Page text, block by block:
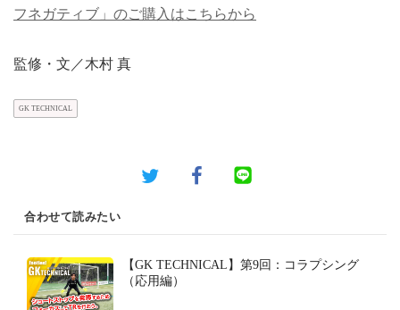
フネガティブ」のご購入はこちらから
監修・文／木村 真
GK TECHNICAL
合わせて読みたい
【GK TECHNICAL】第9回：コラプシング
（応用編）